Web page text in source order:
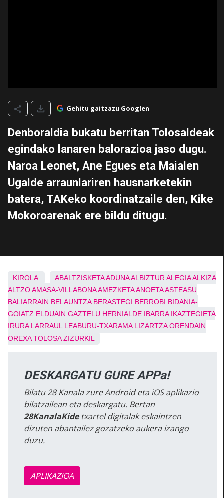
Gehitu gaitzazu Googlen
Denboraldia bukatu berritan Tolosaldeak
egindako lanaren balorazioa jaso dugu.
Naroa Leonet, Ane Egues eta Maialen
Ugalde arraunlariren hausnarketekin
batera, TAKeko koordinatzaile den, Kike
Mokoroarenak ere bildu ditugu.
KIROLA ABALTZISKETAADUNAALBIZTUR ALEGIAALKIZA
ALTZOAMASA-VILLABONAAMEZKETAANOETAASTEASU
BALIARRAIN BELAUNTZA BERASTEGI BERROBI BIDANIA-
GOIATZ ELDUAIN GAZTELU HERNIALDE IBARRA IKAZTEGIETA
IRURA LARRAUL LEABURU-TXARAMA LIZARTZA ORENDAIN
OREXA TOLOSA ZIZURKIL
DESKARGATU GURE APPa!
Bilatu 28 Kanala zure Android eta iOS aplikazio
bilatzailean eta deskargatu. Bertan
28KanalaKidetxartel digitalak eskaintzen
dizuten abantailez gozatzeko aukera izango
duzu.
APLIKAZIOA